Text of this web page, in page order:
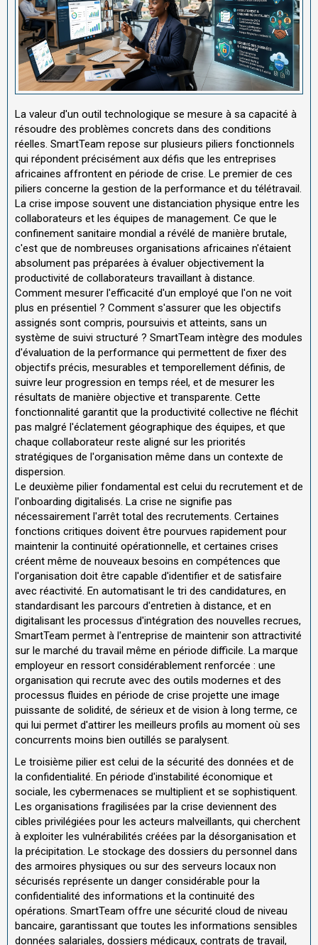
La valeur d'un outil technologique se mesure à sa capacité à
résoudre des problèmes concrets dans des conditions
réelles. SmartTeam repose sur plusieurs piliers fonctionnels
qui répondent précisément aux défis que les entreprises
africaines affrontent en période de crise. Le premier de ces
piliers concerne la gestion de la performance et du télétravail.
La crise impose souvent une distanciation physique entre les
collaborateurs et les équipes de management. Ce que le
confinement sanitaire mondial a révélé de manière brutale,
c'est que de nombreuses organisations africaines n'étaient
absolument pas préparées à évaluer objectivement la
productivité de collaborateurs travaillant à distance.
Comment mesurer l'efficacité d'un employé que l'on ne voit
plus en présentiel ? Comment s'assurer que les objectifs
assignés sont compris, poursuivis et atteints, sans un
système de suivi structuré ? SmartTeam intègre des modules
d'évaluation de la performance qui permettent de fixer des
objectifs précis, mesurables et temporellement définis, de
suivre leur progression en temps réel, et de mesurer les
résultats de manière objective et transparente. Cette
fonctionnalité garantit que la productivité collective ne fléchit
pas malgré l'éclatement géographique des équipes, et que
chaque collaborateur reste aligné sur les priorités
stratégiques de l'organisation même dans un contexte de
dispersion.
Le deuxième pilier fondamental est celui du recrutement et de
l'onboarding digitalisés. La crise ne signifie pas
nécessairement l'arrêt total des recrutements. Certaines
fonctions critiques doivent être pourvues rapidement pour
maintenir la continuité opérationnelle, et certaines crises
créent même de nouveaux besoins en compétences que
l'organisation doit être capable d'identifier et de satisfaire
avec réactivité. En automatisant le tri des candidatures, en
standardisant les parcours d'entretien à distance, et en
digitalisant les processus d'intégration des nouvelles recrues,
SmartTeam permet à l'entreprise de maintenir son attractivité
sur le marché du travail même en période difficile. La marque
employeur en ressort considérablement renforcée : une
organisation qui recrute avec des outils modernes et des
processus fluides en période de crise projette une image
puissante de solidité, de sérieux et de vision à long terme, ce
qui lui permet d'attirer les meilleurs profils au moment où ses
concurrents moins bien outillés se paralysent.
Le troisième pilier est celui de la sécurité des données et de
la confidentialité. En période d'instabilité économique et
sociale, les cybermenaces se multiplient et se sophistiquent.
Les organisations fragilisées par la crise deviennent des
cibles privilégiées pour les acteurs malveillants, qui cherchent
à exploiter les vulnérabilités créées par la désorganisation et
la précipitation. Le stockage des dossiers du personnel dans
des armoires physiques ou sur des serveurs locaux non
sécurisés représente un danger considérable pour la
confidentialité des informations et la continuité des
opérations. SmartTeam offre une sécurité cloud de niveau
bancaire, garantissant que toutes les informations sensibles
données salariales, dossiers médicaux, contrats de travail,